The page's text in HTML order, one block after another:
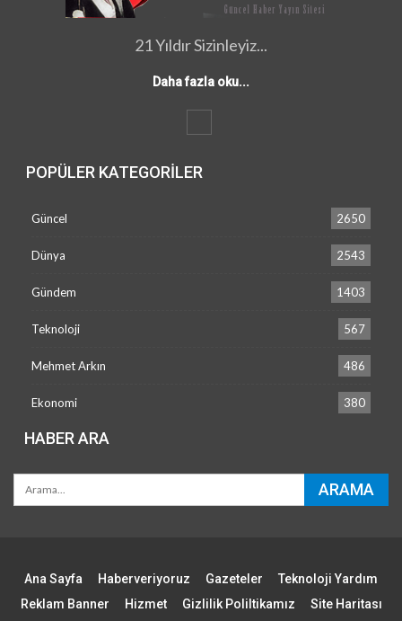
21 Yıldır Sizinleyiz...
Daha fazla oku...
POPÜLER KATEGORILER
Güncel 2650
Dünya 2543
Gündem 1403
Teknoloji 567
Mehmet Arkın 486
Ekonomi 380
HABER ARA
Ana Sayfa Haberveriyoruz Gazeteler
Teknoloji Yardım
Reklam Banner
Hizmet Gizlilik Poliltikamız
Site Haritası